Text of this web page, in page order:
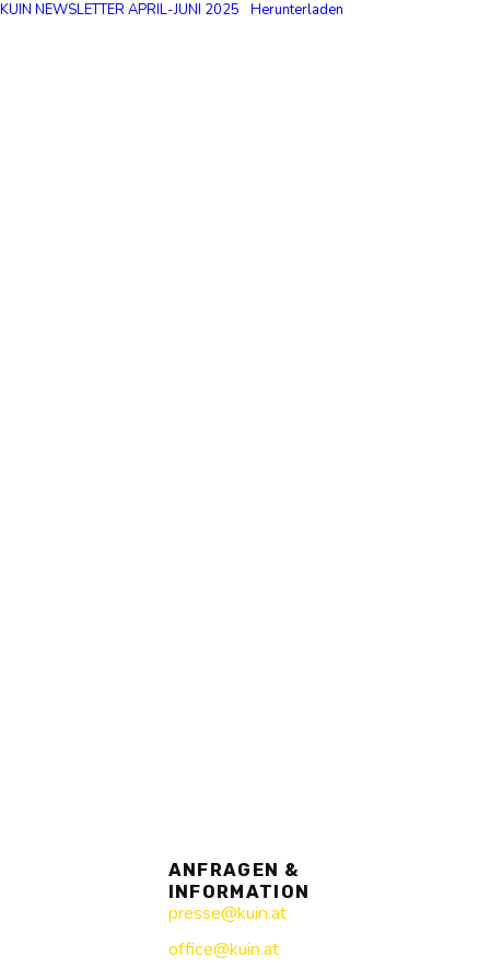
KUIN NEWSLETTER APRIL-JUNI 2025 Herunterladen
ANFRAGEN &
INFORMATION
presse@kuin.at
office@kuin.at